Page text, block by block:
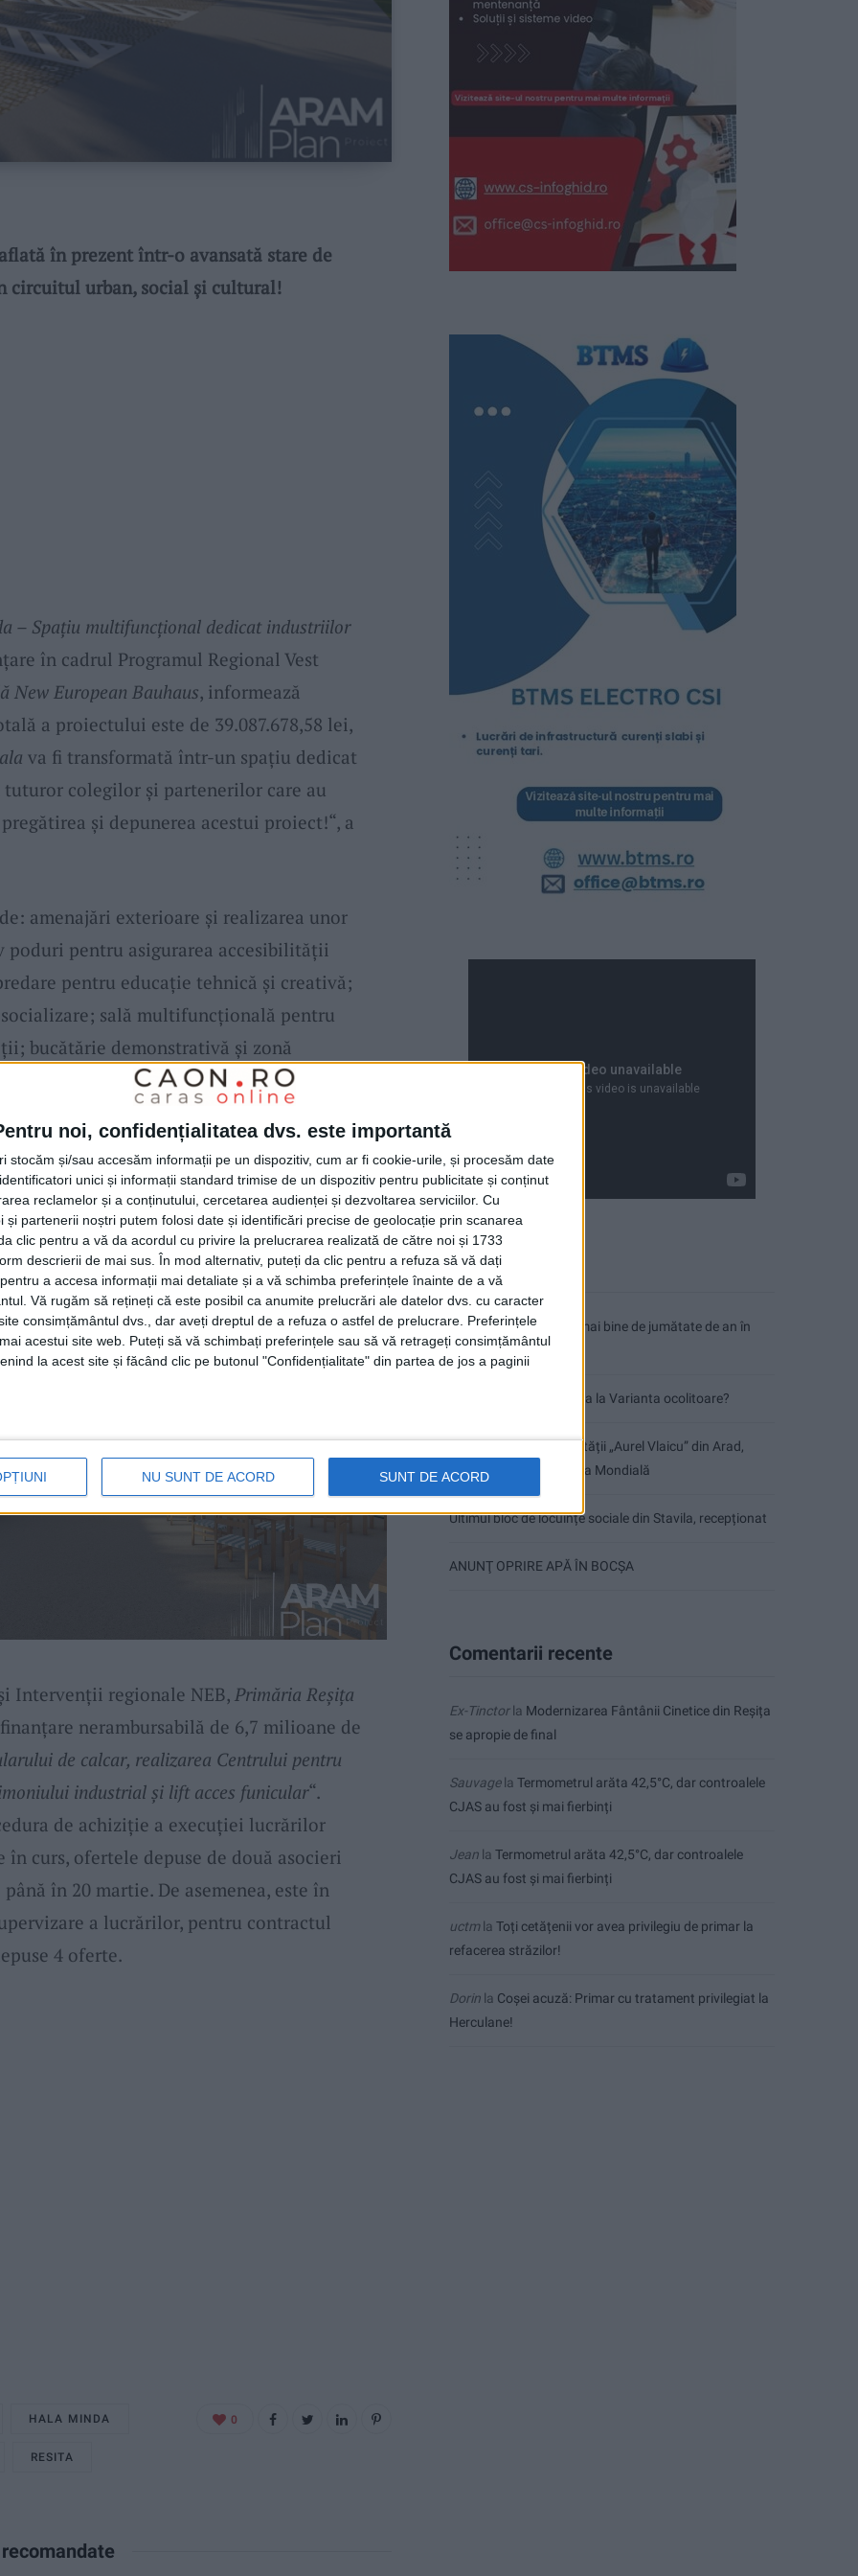
noi, confidențialitatea dvs. este importantă
stocăm și/sau accesăm informații pe un dispozitiv, cum ar fi cookie-urile, și procesăm date
unici și informații standard trimise de un dispozitiv pentru publicitate și conținut
reclamelor și a conținutului, cercetarea audienței și dezvoltarea serviciilor. Cu
și partenerii noștri putem folosi date și identificări precise de geolocație prin scanarea
clic pentru a vă da acordul cu privire la prelucrarea realizată de către noi și 1733
descrierii de mai sus. În mod alternativ, puteți da clic pentru a refuza să vă dați
a accesa informații mai detaliate și a vă schimba preferințele înainte de a vă
Vă rugăm să rețineți că este posibil ca anumite prelucrări ale datelor dvs. cu caracter
consimțământul dvs., dar aveți dreptul de a refuza o astfel de prelucrare. Preferințele
acestui site web. Puteți să vă schimbați preferințele sau să vă retrageți consimțământul
la acest site și făcând clic pe butonul "Confidențialitate" din partea de jos a paginii
NU SUNT DE ACORD SUNT DE ACORD
în prezent într-o avansată stare de
circuitul urban, social și cultural!
– Spațiu multifuncțional dedicat industriilor
în cadrul Programul Regional Vest
New European Bauhaus, informează
a proiectului este de 39.087.678,58 lei,
va fi transformată într-un spațiu dedicat
colegilor și partenerilor care au
și depunerea acestui proiect!“, a
amenajări exterioare și realizarea unor
poduri pentru asigurarea accesibilității
pentru educație tehnică și creativă;
sală multifuncțională pentru
bucătărie demonstrativă și zonă
artiști și invitați. Proiectul este
European Bauhaus – estetică, sustenabilitate
valorificareapatrimoniului industrial
energetic și crearea unui spațiu
Intervenții regionale NEB, Primăria Reșița
nerambursabilă de 6,7 milioane de
de calcar, realizarea Centrului pentru
industrial și lift acces funicular“.
de achiziție a execuției lucrărilor
în curs, ofertele depuse de două asocieri
în 20 martie. De asemenea, este în
a lucrărilor, pentru contractul
4 oferte.
HALA MINDA
RESITA
0
Articole recente
Parcul Tricolorului, de mai bine de jumătate de an în
șantier
Care va fi, oare, varianta la Varianta ocolitoare?
Doi studenți ai Universității „Aurel Vlaicu” din Arad,
medaliați cu aur la Cupa Mondială
Ultimul bloc de locuințe sociale din Stavila, recepționat
ANUNŢ OPRIRE APĂ ÎN BOCȘA
Comentarii recente
Ex-Tinctorla Modernizarea Fântânii Cinetice din Reșița
se apropie de final
Sauvagela Termometrul arăta 42,5°C, dar controalele
CJAS au fost și mai fierbinți
Jean la Termometrul arăta 42,5°C, dar controalele
CJAS au fost și mai fierbinți
uctmla Toți cetățenii vor avea privilegiu de primar la
refacerea străzilor!
Dorin la Coșei acuză: Primar cu tratament privilegiat la
Herculane!